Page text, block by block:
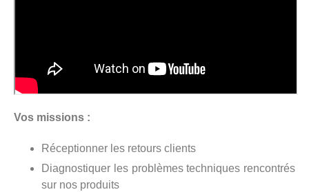
Vos missions :
Réceptionner les retours clients
Diagnostiquer les problèmes techniques rencontrés
sur nos produits